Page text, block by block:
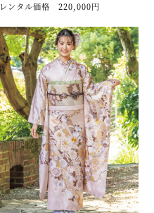
レンタル価格 220,000円